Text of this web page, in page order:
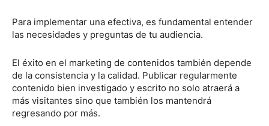
Para implementar una efectiva, es fundamental entender
las necesidades y preguntas de tu audiencia.
El éxito en el marketing de contenidos también depende
de la consistencia y la calidad. Publicar regularmente
contenido bien investigado y escrito no solo atraerá a
más visitantes sino que también los mantendrá
regresando por más.